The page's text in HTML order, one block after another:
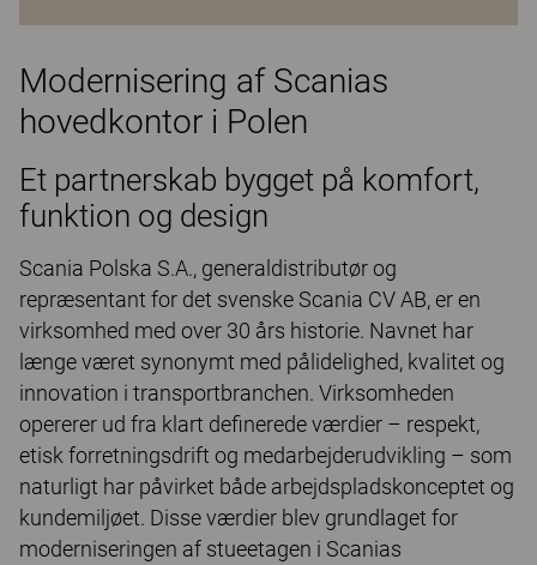
Modernisering af Scanias
hovedkontor i Polen
Et partnerskab bygget på komfort,
funktion og design
Scania Polska S.A., generaldistributør og
repræsentant for det svenske Scania CV AB, er en
virksomhed med over 30 års historie. Navnet har
længe været synonymt med pålidelighed, kvalitet og
innovation i transportbranchen. Virksomheden
opererer ud fra klart definerede værdier – respekt,
etisk forretningsdrift og medarbejderudvikling – som
naturligt har påvirket både arbejdspladskonceptet og
kundemiljøet. Disse værdier blev grundlaget for
moderniseringen af ​​stueetagen i Scanias